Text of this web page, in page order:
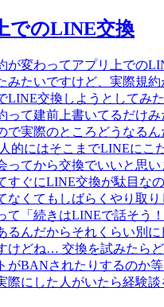
でのLINE交換
が変わってアプリ上での
みたいですけど、実際規
LINE交換しようとしてみ
って建前上書いてるだけ
で実際のところどうなる
的にはそこまでLINEにこ
ってから交換でいいと思
すぐにLINE交換が駄目な
なくてもしばらくやり取
て「続きはLINEで話そう
るんだからそれくらい別に
けどね… 交換を試みたら
がBANされたりするのか
際にした人がいたら経験